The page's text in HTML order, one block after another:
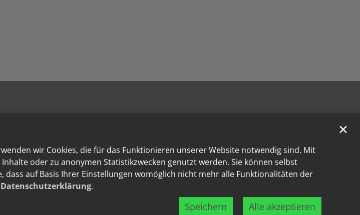
wir Cookies, die für das Funktionieren unserer Website notwendig sind. Mit
oder zu anonymen Statistikzwecken genutzt werden. Sie können selbst
dass auf Basis Ihrer Einstellungen womöglich nicht mehr alle Funktionalitäten der
Datenschutzerklärung.
Speichern Alle akzeptieren
✕